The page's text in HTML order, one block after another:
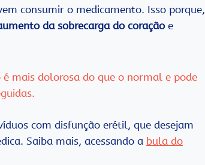
consumir o medicamento. Isso porque,
da sobrecarga do coraçãoe
é mais dolorosa do que o normal e pode
com disfunção erétil, que desejam
Saiba mais, acessando a bula do